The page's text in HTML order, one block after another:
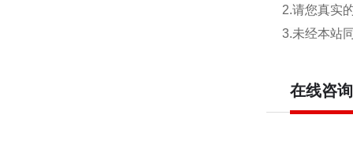
2.请您真实
3.未经本站
在线咨询